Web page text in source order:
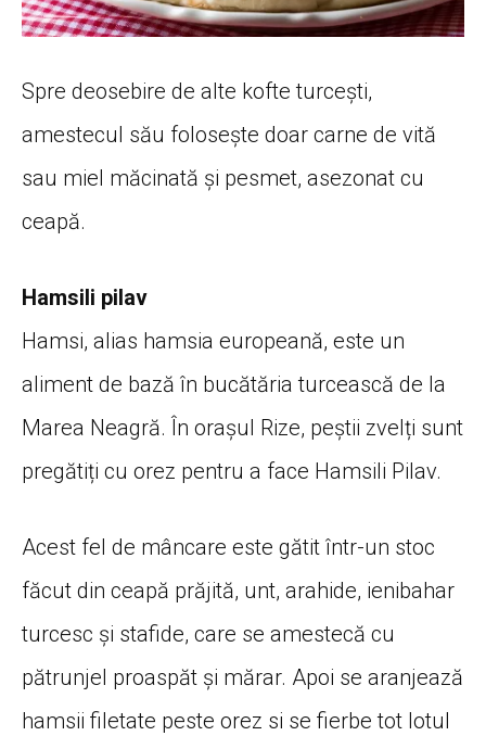
Spre deosebire de alte kofte turcești,
amestecul său folosește doar carne de vită
sau miel măcinată și pesmet, asezonat cu
ceapă.
Hamsili pilav
Hamsi, alias hamsia europeană, este un
aliment de bază în bucătăria turcească de la
Marea Neagră. În orașul Rize, peștii zvelți sunt
pregătiți cu orez pentru a face Hamsili Pilav.
Acest fel de mâncare este gătit într-un stoc
făcut din ceapă prăjită, unt, arahide, ienibahar
turcesc și stafide, care se amestecă cu
pătrunjel proaspăt și mărar. Apoi se aranjează
hamsii filetate peste orez si se fierbe tot lotul